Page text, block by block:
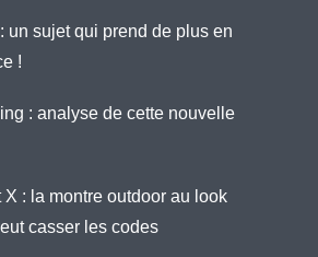
un sujet qui prend de plus en
!
: analyse de cette nouvelle
X : la montre outdoor au look
casser les codes